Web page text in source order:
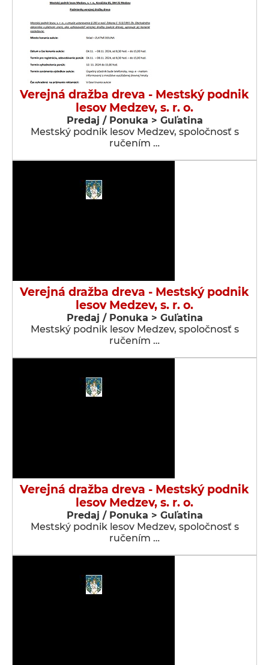
Verejná dražba dreva - Mestský podnik
lesov Medzev, s. r. o.
Predaj / Ponuka > Guľatina
Mestský podnik lesov Medzev, spoločnosť s
ručením …
Verejná dražba dreva - Mestský podnik
lesov Medzev, s. r. o.
Predaj / Ponuka > Guľatina
Mestský podnik lesov Medzev, spoločnosť s
ručením …
Verejná dražba dreva - Mestský podnik
lesov Medzev, s. r. o.
Predaj / Ponuka > Guľatina
Mestský podnik lesov Medzev, spoločnosť s
ručením …